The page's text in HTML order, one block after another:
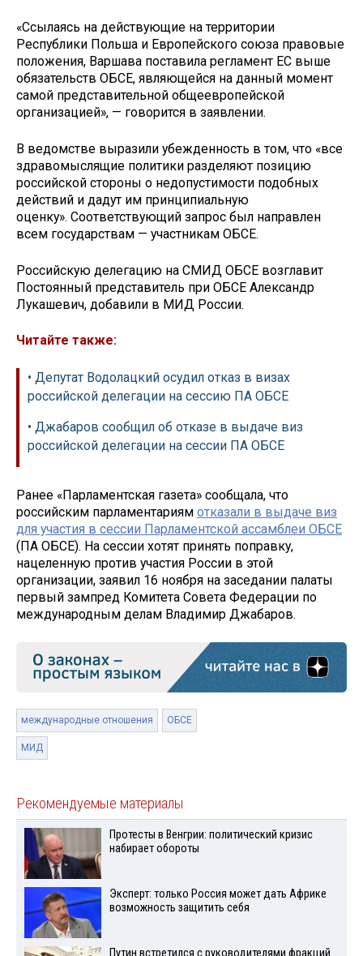
«Ссылаясь на действующие на территории
Республики Польша и Европейского союза правовые
положения, Варшава поставила регламент ЕС выше
обязательств ОБСЕ, являющейся на данный момент
самой представительной общеевропейской
организацией», — говорится в заявлении.
В ведомстве выразили убежденность в том, что «все
здравомыслящие политики разделяют позицию
российской стороны о недопустимости подобных
действий и дадут им принципиальную
оценку». Соответствующий запрос был направлен
всем государствам — участникам ОБСЕ.
Российскую делегацию на СМИД ОБСЕ возглавит
Постоянный представитель при ОБСЕ Александр
Лукашевич, добавили в МИД России.
Читайте также:
• Депутат Водолацкий осудил отказ в визах
российской делегации на сессию ПА ОБСЕ
• Джабаров сообщил об отказе в выдаче виз
российской делегации на сессии ПА ОБСЕ
Ранее «Парламентская газета» сообщала, что
российским парламентариям отказали в выдаче виз
для участия в сессии Парламентской ассамблеи ОБСЕ
(ПА ОБСЕ). На сессии хотят принять поправку,
нацеленную против участия России в этой
организации, заявил 16 ноября на заседании палаты
первый зампред Комитета Совета Федерации по
международным делам Владимир Джабаров.
международные отношения ОБСЕ
МИД
Рекомендуемые материалы
Протесты в Венгрии: политический кризис
набирает обороты
Эксперт: только Россия может дать Африке
возможность защитить себя
Путин встретился с руководителями фракций